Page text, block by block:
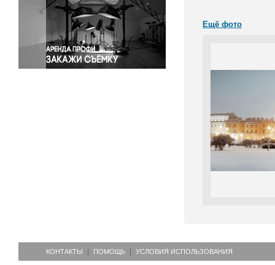
Спорт
Экология
Экономика и бизнес
Ещё фото
КОНТАКТЫ ПОМОЩЬ УСЛОВИЯ ИСПОЛЬЗОВАНИЯ